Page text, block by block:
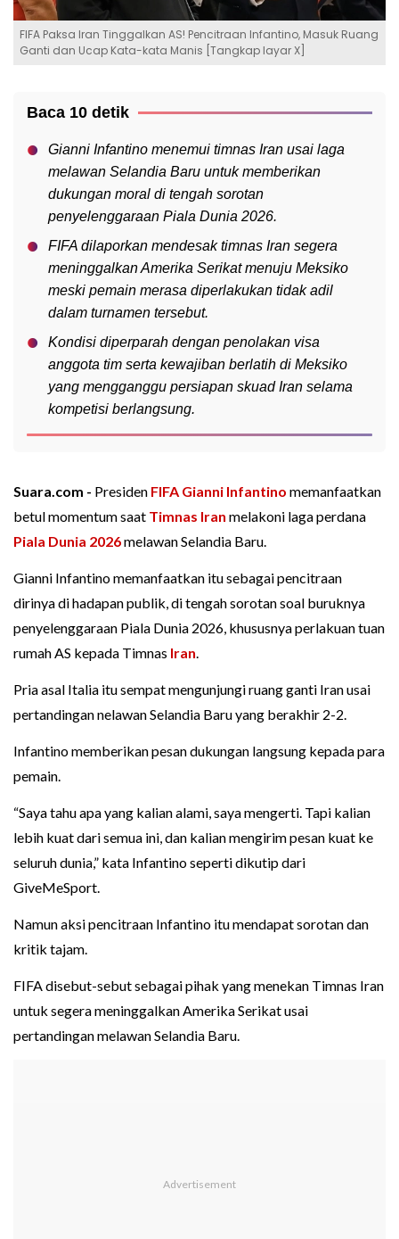
FIFA Paksa Iran Tinggalkan AS! Pencitraan Infantino, Masuk Ruang
Ganti dan Ucap Kata-kata Manis [Tangkap layar X]
Baca 10 detik
Gianni Infantino menemui timnas Iran usai laga
melawan Selandia Baru untuk memberikan
dukungan moral di tengah sorotan
penyelenggaraan Piala Dunia 2026.
FIFA dilaporkan mendesak timnas Iran segera
meninggalkan Amerika Serikat menuju Meksiko
meski pemain merasa diperlakukan tidak adil
dalam turnamen tersebut.
Kondisi diperparah dengan penolakan visa
anggota tim serta kewajiban berlatih di Meksiko
yang mengganggu persiapan skuad Iran selama
kompetisi berlangsung.
Suara.com - Presiden FIFA Gianni Infantino memanfaatkan
betul momentum saat Timnas Iran melakoni laga perdana
Piala Dunia 2026melawan Selandia Baru.
Gianni Infantino memanfaatkan itu sebagai pencitraan
dirinya di hadapan publik, di tengah sorotan soal buruknya
penyelenggaraan Piala Dunia 2026, khususnya perlakuan tuan
rumah AS kepada Timnas Iran.
Pria asal Italia itu sempat mengunjungi ruang ganti Iran usai
pertandingan nelawan Selandia Baru yang berakhir 2-2.
Infantino memberikan pesan dukungan langsung kepada para
pemain.
“Saya tahu apa yang kalian alami, saya mengerti. Tapi kalian
lebih kuat dari semua ini, dan kalian mengirim pesan kuat ke
seluruh dunia,” kata Infantino seperti dikutip dari
GiveMeSport.
Namun aksi pencitraan Infantino itu mendapat sorotan dan
kritik tajam.
FIFA disebut-sebut sebagai pihak yang menekan Timnas Iran
untuk segera meninggalkan Amerika Serikat usai
pertandingan melawan Selandia Baru.